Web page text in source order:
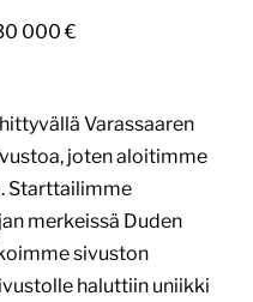
000 €
Varassaaren
joten aloitimme
Starttailimme
merkeissä Duden
sivuston
haluttiin uniikki